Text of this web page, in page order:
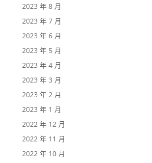
2023 年 8 月
2023 年 7 月
2023 年 6 月
2023 年 5 月
2023 年 4 月
2023 年 3 月
2023 年 2 月
2023 年 1 月
2022 年 12 月
2022 年 11 月
2022 年 10 月